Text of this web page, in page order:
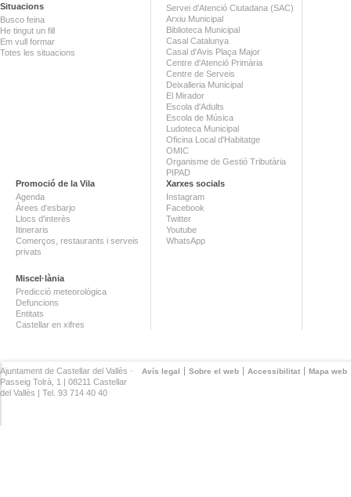
Situacions
Busco feina
He tingut un fill
Em vull formar
Totes les situacions
Servei d'Atenció Ciutadana (SAC)
Arxiu Municipal
Biblioteca Municipal
Casal Catalunya
Casal d'Avis Plaça Major
Centre d'Atenció Primària
Centre de Serveis
Deixalleria Municipal
El Mirador
Escola d'Adults
Escola de Música
Ludoteca Municipal
Oficina Local d'Habitatge
OMIC
Organisme de Gestió Tributària
PIPAD
Promoció de la Vila
Agenda
Àrees d'esbarjo
Llocs d'interès
Itineraris
Comerços, restaurants i serveis
privats
Miscel·lània
Predicció meteorològica
Defuncions
Entitats
Castellar en xifres
Xarxes socials
Instagram
Facebook
Twitter
Youtube
WhatsApp
Avís legal Sobre el web Accessibilitat Mapa web
Ajuntament de Castellar del Vallès ·
Passeig Tolrà, 1 | 08211 Castellar
del Vallès | Tel. 93 714 40 40